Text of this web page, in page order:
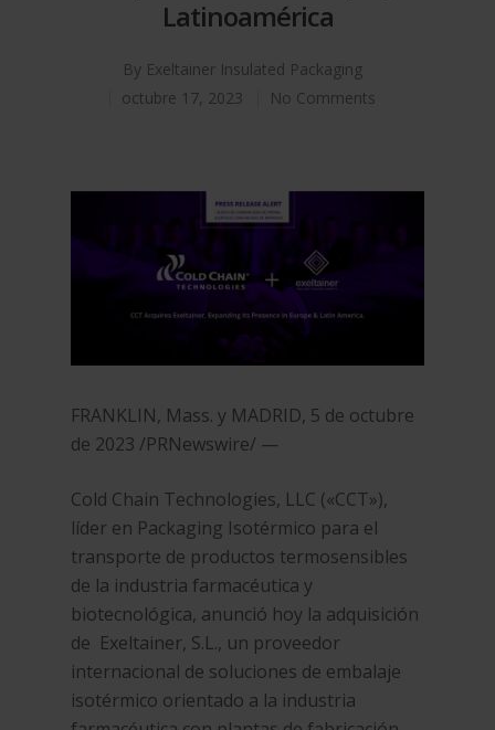
Latinoamérica
By Exeltainer Insulated Packaging
octubre 17, 2023
No Comments
FRANKLIN, Mass. y MADRID, 5 de octubre
de 2023 /PRNewswire/ —
Cold Chain Technologies, LLC («CCT»),
líder en Packaging Isotérmico para el
transporte de productos termosensibles
de la industria farmacéutica y
biotecnológica, anunció hoy la adquisición
de Exeltainer, S.L., un proveedor
internacional de soluciones de embalaje
isotérmico orientado a la industria